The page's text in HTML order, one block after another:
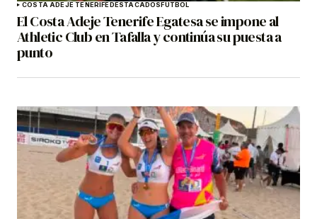
COSTA ADEJE TENERIFEDESTACADOSFÚTBOL
El Costa Adeje Tenerife Egatesa se impone al
Athletic Club en Tafalla y continúa su puesta a
punto